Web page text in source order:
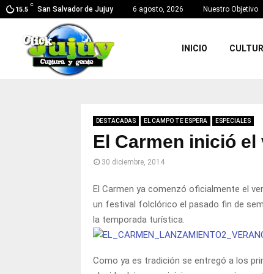
15.5
C
San Salvador de Jujuy 6 agosto, 2026 Nuestro Objetivo
INICIO
DESTACADAS EL CAMPO TE ESPERA ESPECIALES
El Carmen inició el
30 diciembre, 2014
El Carmen ya comenzó oficialmente el
un festival folclórico el pasado fin de
la temporada turística.
Como ya es tradición se entregó a los